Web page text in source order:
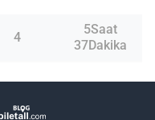
4
5Saat
37Dakika